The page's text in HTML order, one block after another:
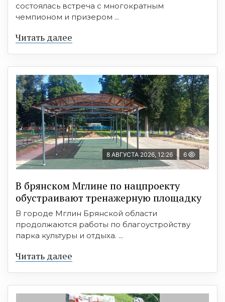
состоялась встреча с многократным
чемпионом и призером ...
Читать далее
8 АВГУСТА 2026, 12:26 6
В брянском Мглине по нацпроекту
обустраивают тренажерную площадку
В городе Мглин Брянской области
продолжаются работы по благоустройству
парка культуры и отдыха. ...
Читать далее